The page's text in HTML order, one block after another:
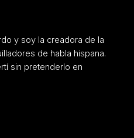
y soy la creadora de la
de habla hispana.
sin pretenderlo en